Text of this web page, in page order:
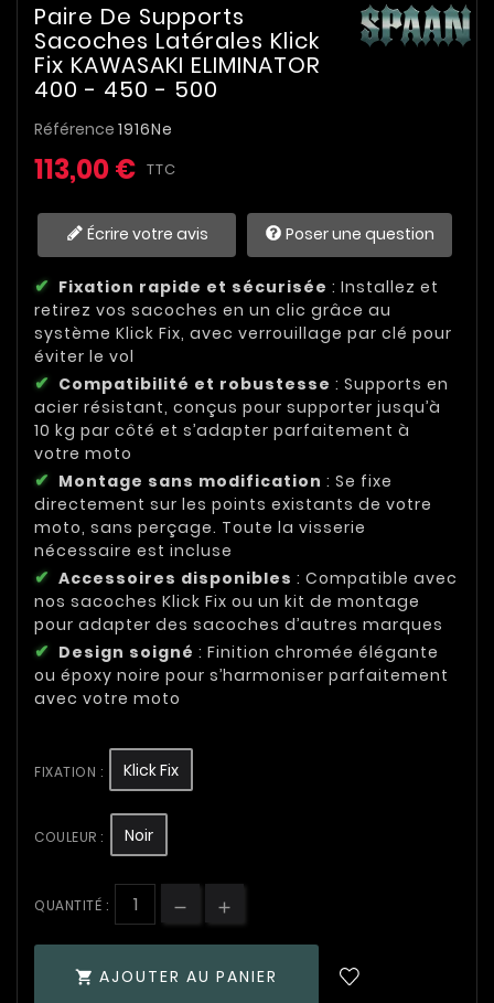
Paire De Supports
Sacoches Latérales Klick
Fix KAWASAKI ELIMINATOR
400 - 450 - 500
Référence 1916Ne
113,00 € TTC
Écrire votre avis Poser une question
Fixation rapide et sécurisée : Installez et
retirez vos sacoches en un clic grâce au
système Klick Fix, avec verrouillage par clé pour
éviter le vol
Compatibilité et robustesse : Supports en
acier résistant, conçus pour supporter jusqu’à
10 kg par côté et s’adapter parfaitement à
votre moto
Montage sans modification : Se fixe
directement sur les points existants de votre
moto, sans perçage. Toute la visserie
nécessaire est incluse
Accessoires disponibles : Compatible avec
nos sacoches Klick Fix ou un kit de montage
pour adapter des sacoches d’autres marques
Design soigné : Finition chromée élégante
ou époxy noire pour s’harmoniser parfaitement
avec votre moto
FIXATION : Klick Fix
COULEUR : Noir
QUANTITÉ :
 AJOUTER AU PANIER